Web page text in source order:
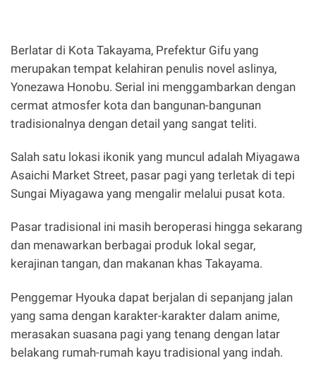
Berlatar di Kota Takayama, Prefektur Gifu yang
merupakan tempat kelahiran penulis novel aslinya,
Yonezawa Honobu. Serial ini menggambarkan dengan
cermat atmosfer kota dan bangunan-bangunan
tradisionalnya dengan detail yang sangat teliti.
Salah satu lokasi ikonik yang muncul adalah Miyagawa
Asaichi Market Street, pasar pagi yang terletak di tepi
Sungai Miyagawa yang mengalir melalui pusat kota.
Pasar tradisional ini masih beroperasi hingga sekarang
dan menawarkan berbagai produk lokal segar,
kerajinan tangan, dan makanan khas Takayama.
Penggemar Hyouka dapat berjalan di sepanjang jalan
yang sama dengan karakter-karakter dalam anime,
merasakan suasana pagi yang tenang dengan latar
belakang rumah-rumah kayu tradisional yang indah.